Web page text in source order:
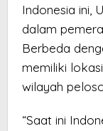
Indonesia ini,
dalam
Berbeda
memiliki
wilayah
“Saat ini